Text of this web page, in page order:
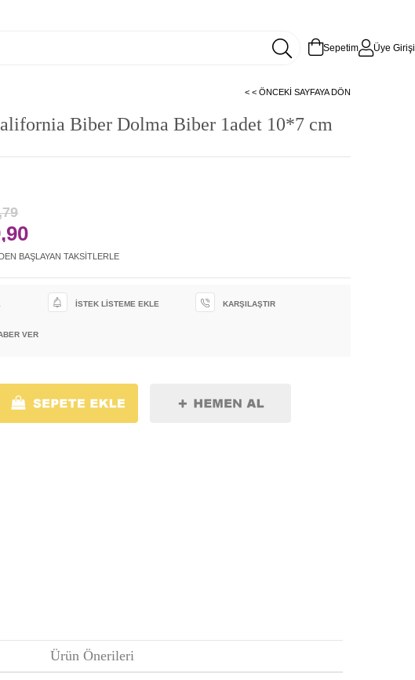
Sepetim Üye Girişi
< < ÖNCEKI SAYFAYA DÖN
Biber Dolma Biber 1adet 10*7 cm
BAŞLAYAN TAKSITLERLE
İSTEK LISTEME EKLE KARŞILAŞTIR
VER
Ürün Önerileri